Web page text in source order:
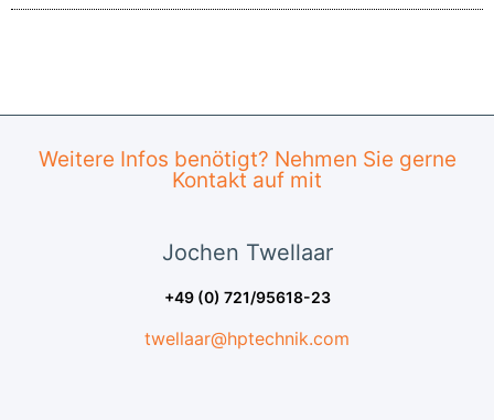
Weitere Infos benötigt? Nehmen Sie gerne
Kontakt auf mit
Jochen Twellaar
+49 (0) 721/95618-23
twellaar@hptechnik.com